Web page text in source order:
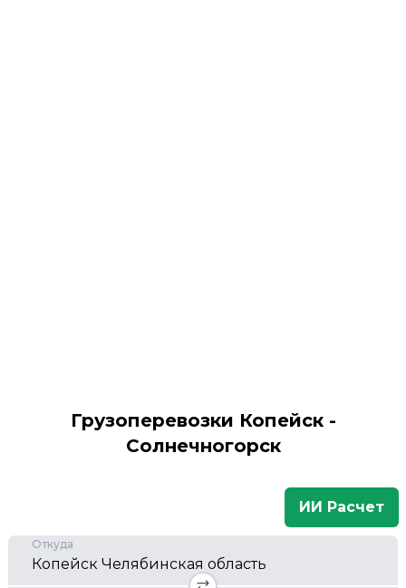
Грузоперевозки Копейск -
Солнечногорск
ИИ Расчет
Откуда